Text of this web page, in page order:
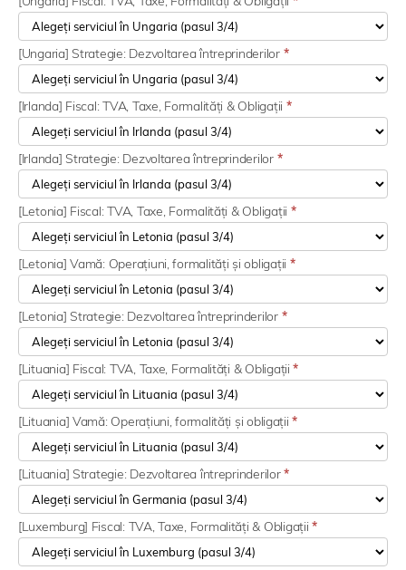
[Ungaria] Strategie: Dezvoltarea întreprinderilor *
[Irlanda] Fiscal: TVA, Taxe, Formalități & Obligații *
[Irlanda] Strategie: Dezvoltarea întreprinderilor *
[Letonia] Fiscal: TVA, Taxe, Formalități & Obligații *
[Letonia] Vamă: Operațiuni, formalități și obligații *
[Letonia] Strategie: Dezvoltarea întreprinderilor *
[Lituania] Fiscal: TVA, Taxe, Formalități & Obligații*
[Lituania] Vamă: Operațiuni, formalități și obligații*
[Lituania] Strategie: Dezvoltarea întreprinderilor*
[Luxemburg] Fiscal: TVA, Taxe, Formalități & Obligații*